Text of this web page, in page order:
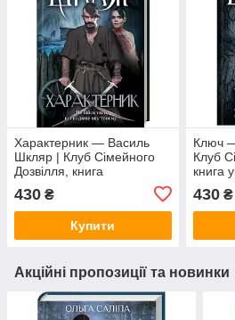
Характерник — Василь
Шкляр | Клуб Сімейного
Дозвілля, книга
українською, нова, тверда
430 ₴
Купити
Ключ
Клуб
книга
430₴
Акційні пропозиції та новинки